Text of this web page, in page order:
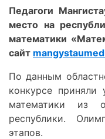
Педагоги
место на
математики
сайт
По данным
конкурсе приняли
математики из
республики.
этапов.